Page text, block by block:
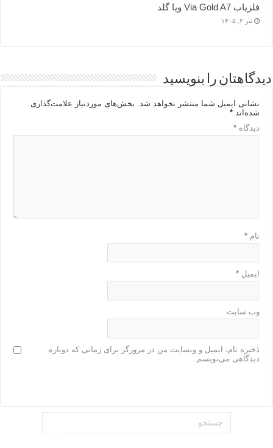
فلزیاب Via Gold A7 ویا گلد
تیر ۲, ۱۴۰۵
دیدگاهتان را بنویسید
نشانی ایمیل شما منتشر نخواهد شد.
بخش‌های موردنیاز علامت‌گذاری
شده‌اند*
دیدگاه*
نام*
ایمیل*
وب‌ سایت
ذخیره نام، ایمیل و وبسایت من در مرورگر برای زمانی که دوباره
دیدگاهی می‌نویسم.